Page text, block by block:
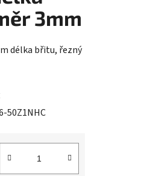
3mm
délka břitu, řezný
50Z1NHC